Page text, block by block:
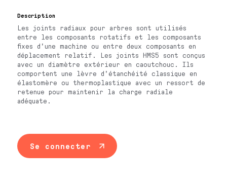
Description
Les joints radiaux pour arbres sont utilisés
entre les composants rotatifs et les composants
fixes d'une machine ou entre deux composants en
déplacement relatif. Les joints HMS5 sont conçus
avec un diamètre extérieur en caoutchouc. Ils
comportent une lèvre d'étanchéité classique en
élastomère ou thermoplastique avec un ressort de
retenue pour maintenir la charge radiale
adéquate.
Se connecter